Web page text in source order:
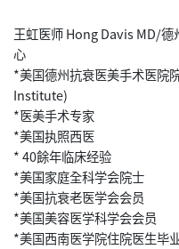
王虹医师 Hong Davis MD/
心
*美国德州抗衰医美手术医
Institute)
*医美手术专家
*美国执照西医
* 40餘年临床经验
*美国家庭全科学会院士
*美国抗衰老医学会会员
*美国美容医学科学会会员
*美国西南医学院住院医生